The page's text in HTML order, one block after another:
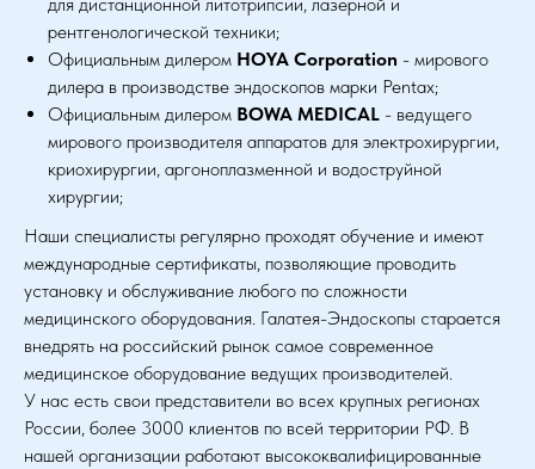
рентгенологической техники;
Официальным дилером HOYA Corporation - мирового
дилера в производстве эндоскопов марки Pentax;
Официальным дилером BOWA MEDICAL - ведущего
мирового производителя аппаратов для электрохирургии,
криохирургии, аргоноплазменной и водоструйной
хирургии;
Наши специалисты регулярно проходят обучение и имеют
международные сертификаты, позволяющие проводить
установку и обслуживание любого по сложности
медицинского оборудования. Галатея-Эндоскопы старается
внедрять на российский рынок самое современное
медицинское оборудование ведущих производителей.
У нас есть свои представители во всех крупных регионах
России, более 3000 клиентов по всей территории РФ. В
нашей организации работают высококвалифицированные